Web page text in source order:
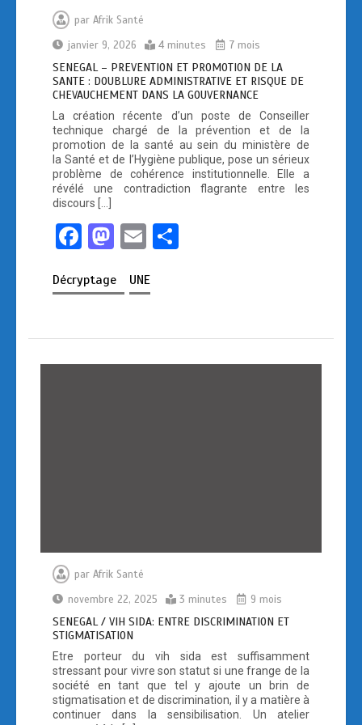
par Afrik Santé
janvier 9, 2026
4 minutes 7 mois
SENEGAL – PREVENTION ET PROMOTION DE LA
SANTE : DOUBLURE ADMINISTRATIVE ET RISQUE DE
CHEVAUCHEMENT DANS LA GOUVERNANCE
La création récente d’un poste de Conseiller
technique chargé de la prévention et de la
promotion de la santé au sein du ministère de
la Santé et de l’Hygiène publique, pose un sérieux
problème de cohérence institutionnelle. Elle a
révélé une contradiction flagrante entre les
discours […]
F
ce
o
o
M
st
d
o
E
ail
er
Décryptage UNE
par Afrik Santé
novembre 22, 2025
3 minutes 9 mois
SENEGAL / VIH SIDA: ENTRE DISCRIMINATION ET
STIGMATISATION
Etre porteur du vih sida est suffisamment
stressant pour vivre son statut si une frange de la
société en tant que tel y ajoute un brin de
stigmatisation et de discrimination, il y a matière à
continuer dans la sensibilisation. Un atelier